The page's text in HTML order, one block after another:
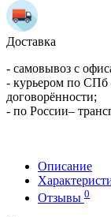
Доставка
- самовывоз с
- курьером по СПб
договорённости;
- по России–
Описание
Отзывы 0